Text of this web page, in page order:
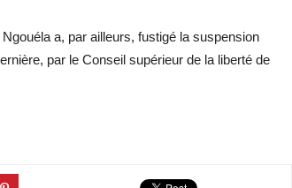
a, par ailleurs, fustigé la suspension
par le Conseil supérieur de la liberté de